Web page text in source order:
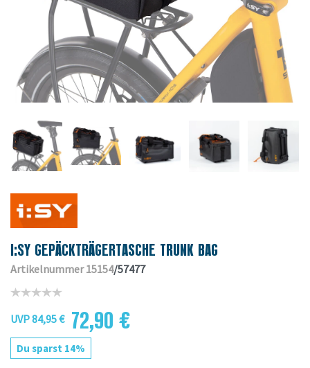
I:SY GEPÄCKTRÄGERTASCHE TRUNK BAG
Artikelnummer 15154/57477
UVP 84,95 € 72,90 €
Du sparst 14%